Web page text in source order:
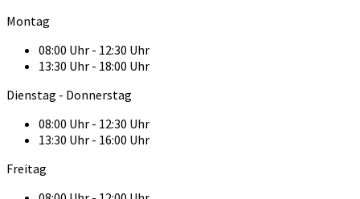
Montag
08:00 Uhr - 12:30 Uhr
13:30 Uhr - 18:00 Uhr
Dienstag - Donnerstag
08:00 Uhr - 12:30 Uhr
13:30 Uhr - 16:00 Uhr
Freitag